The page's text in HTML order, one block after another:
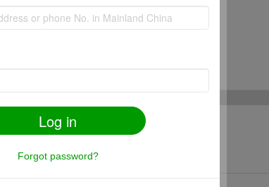
Log in
Forgot password?
收藏
Related contents